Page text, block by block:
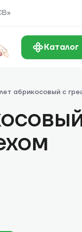
Каталог
абрикосовый с